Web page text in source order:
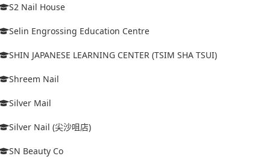
S2 Nail House
Selin Engrossing Education Centre
SHIN JAPANESE LEARNING CENTER (TSIM SHA TSUI)
Shreem Nail
Silver Mail
Silver Nail (尖沙咀店)
SN Beauty Co